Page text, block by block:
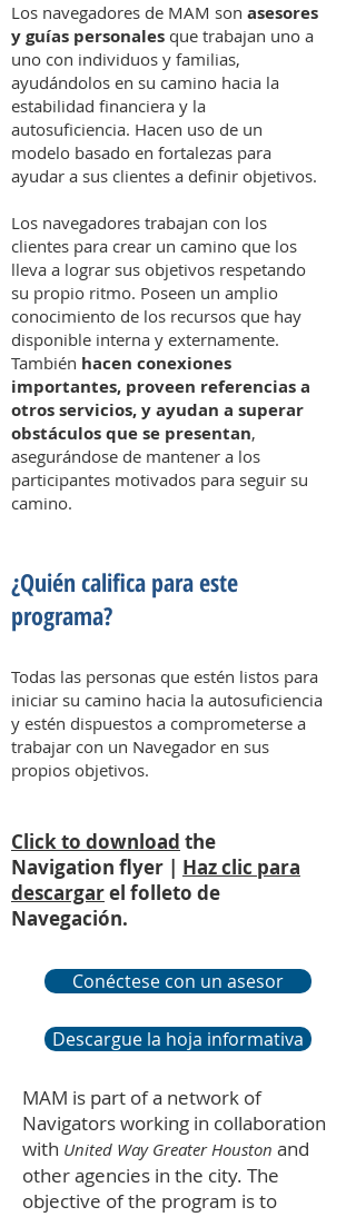
Los navegadores de MAM son asesores
y guías personales que trabajan uno a
uno con individuos y familias,
ayudándolos en su camino hacia la
estabilidad financiera y la
autosuficiencia. Hacen uso de un
modelo basado en fortalezas para
ayudar a sus clientes a definir objetivos.
Los navegadores trabajan con los
clientes para crear un camino que los
lleva a lograr sus objetivos respetando
su propio ritmo. Poseen un amplio
conocimiento de los recursos que hay
disponible interna y externamente.
También hacen conexiones
importantes, proveen referencias a
otros servicios, y ayudan a superar
obstáculos que se presentan,
asegurándose de mantener a los
participantes motivados para seguir su
camino.
¿Quién califica para este
programa?
Todas las personas que estén listos para
iniciar su camino hacia la autosuficiencia
y estén dispuestos a comprometerse a
trabajar con un Navegador en sus
propios objetivos.
Click to download the
Navigation flyer | Haz clic para
descargarel folleto de
Navegación.
Conéctese con un asesor
Descargue la hoja informativa
MAM is part of a network of
Navigators working in collaboration
with United Way Greater Houston and
other agencies in the city. The
objective of the program is to